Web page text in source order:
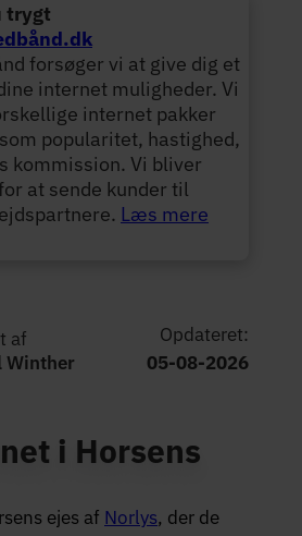
trygt
forsøger vi at give dig et
internet muligheder. Vi
internet pakker
popularitet, hastighed,
kommission. Vi bliver
at sende kunder til
Læs mere
af
Winther
Opdateret:
05-08-2026
i Horsens
ejes af Norlys, der de